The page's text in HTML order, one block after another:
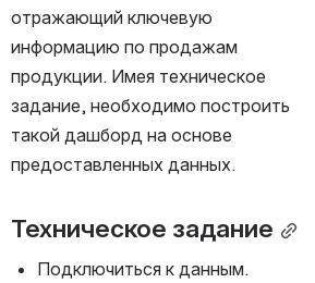
отражающий ключевую
информацию по продажам
продукции. Имея техническое
задание, необходимо построить
такой дашборд на основе
предоставленных данных.
Техническое задание
Подключиться к данным.